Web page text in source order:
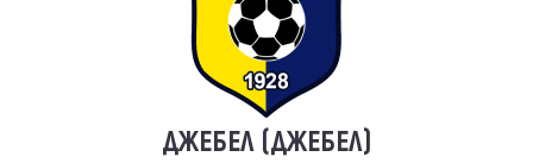
ДЖЕБЕЛ (ДЖЕБЕЛ)